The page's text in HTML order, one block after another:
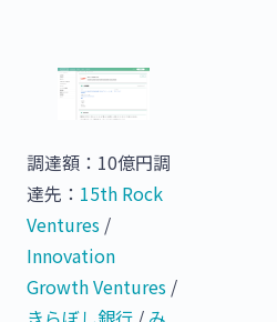
調達額：10億円調
達先： 15th Rock
Ventures /
Innovation
Growth Ventures /